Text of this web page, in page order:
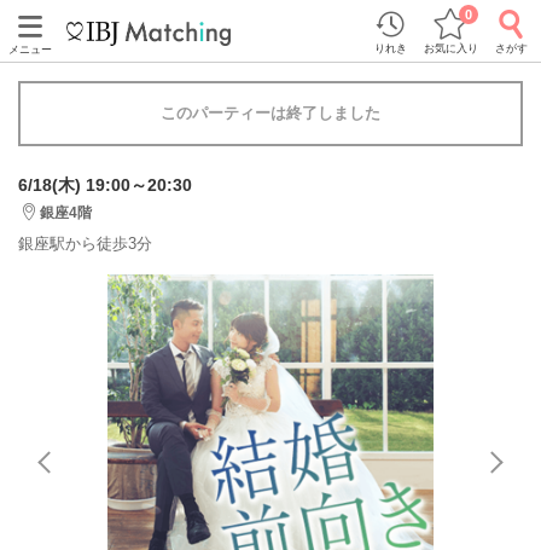
メニュー りれき お気に入り
0
さがす
このパーティーは終了しました
6/18(木) 19:00～20:30
銀座4階
銀座駅から徒歩3分